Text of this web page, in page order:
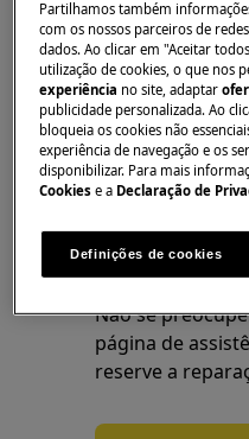
sobrecarregada.
e tente novamente.
contacte um Centro
Autorizado.
Este
Precisa de
Não se
página de
reserve a
Partilhamos também
com os nossos parceiros de
dados. Ao clicar em "Aceitar
utilização de cookies, o que nos
experiência no site, adaptar
publicidade personalizada. Ao
bloqueia os cookies não
experiência de navegação e os
disponibilizar. Para mais
Cookies e a Declaração de
Definições de cookies